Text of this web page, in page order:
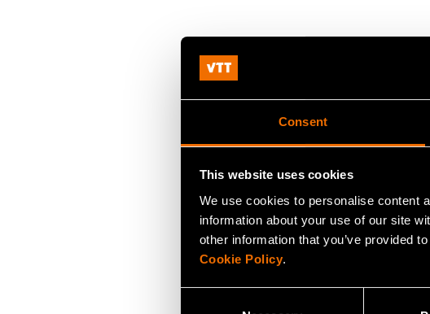
Consent
This website uses cookies
We use cookies to personalise content
information about your use of our site
other information that you’ve provided
Cookie Policy.